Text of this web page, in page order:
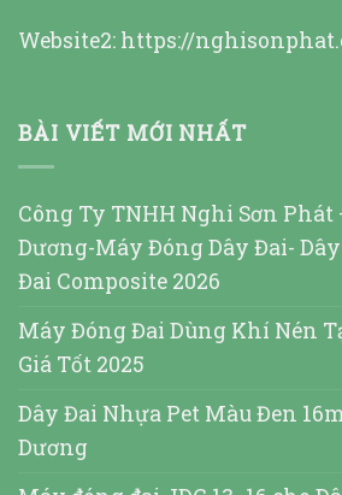
Website2: https://
BÀI VIẾT MỚI NHẤT
Công Ty TNHH Nghi Sơn
Dương-Máy Đóng Dây Đai-
Đai Composite 2026
Máy Đóng Đai Dùng Khí Nén
Giá Tốt 2025
Dây Đai Nhựa Pet Màu Đen
Dương